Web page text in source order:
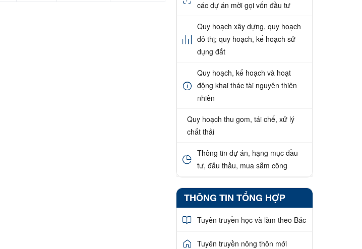
các dự án mời gọi vốn đầu tư
Quy hoạch xây dựng, quy hoạch
đô thị; quy hoạch, kế hoạch sử
dụng đất
Quy hoạch, kế hoạch và hoạt
động khai thác tài nguyên thiên
nhiên
Quy hoạch thu gom, tái chế, xử lý
chất thải
Thông tin dự án, hạng mục đầu
tư, đấu thầu, mua sắm công
THÔNG TIN TỔNG HỢP
Tuyên truyền học và làm theo Bác
Tuyên truyền nông thôn mới